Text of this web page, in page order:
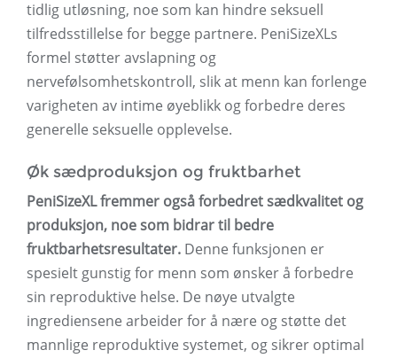
tidlig utløsning, noe som kan hindre seksuell
tilfredsstillelse for begge partnere. PeniSizeXLs
formel støtter avslapning og
nervefølsomhetskontroll, slik at menn kan forlenge
varigheten av intime øyeblikk og forbedre deres
generelle seksuelle opplevelse.
Øk sædproduksjon og fruktbarhet
PeniSizeXL fremmer også forbedret sædkvalitet og
produksjon, noe som bidrar til bedre
fruktbarhetsresultater. Denne funksjonen er
spesielt gunstig for menn som ønsker å forbedre
sin reproduktive helse. De nøye utvalgte
ingrediensene arbeider for å nære og støtte det
mannlige reproduktive systemet, og sikrer optimal